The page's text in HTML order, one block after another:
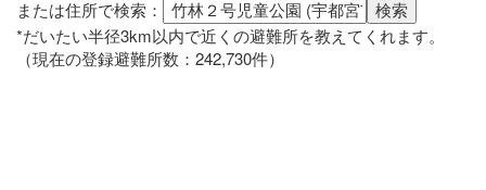
または住所で検索：
*だいたい半径3km以内で近くの避難所を教えてくれます。
（現在の登録避難所数：242,730件）